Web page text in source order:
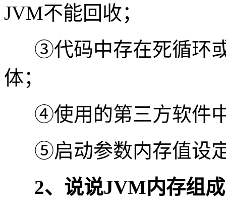
JVM不能回收；
③代码中存在死循环
体；
④使用的第三方软件
⑤启动参数内存值设
2、说说JVM内存组成